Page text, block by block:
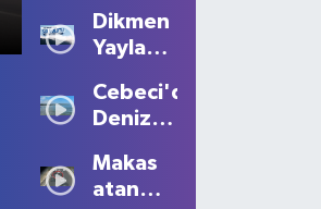
Kanlı
Bitti: 1
Ölü, 2
Yaralı!
Dikmen
Yaylası'nda
Büyüledi:
Kartpostallık
Manzaralar
Oluştu
Cebeci'de
Deniz
Tüm
Güzelliğiyle
Makas
atan